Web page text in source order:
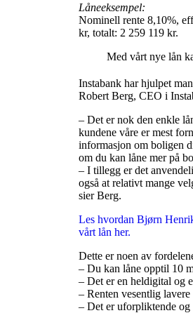
Låneeksempel:
Nominell rente 8,10%,
kr, totalt: 2 259 119 kr.
Med vårt nye lån
Instabank har hjulpet
Robert Berg, CEO i
– Det er nok den enkle
kundene våre er mest
informasjon om boligen
om du kan låne mer på
– I tillegg er det
også at relativt mange
sier Berg.
Les hvordan Bjørn
vårt lån her.
Dette er noen av
– Du kan låne opptil 10
– Det er en heldigital og
– Renten vesentlig
– Det er uforpliktende og